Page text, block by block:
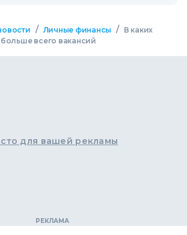
/ Личные финансы /
В каких
всего вакансий
для вашей рекламы